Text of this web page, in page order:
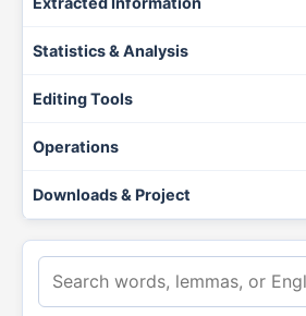
Statistics & Analysis
Editing Tools
Operations
Downloads & Project